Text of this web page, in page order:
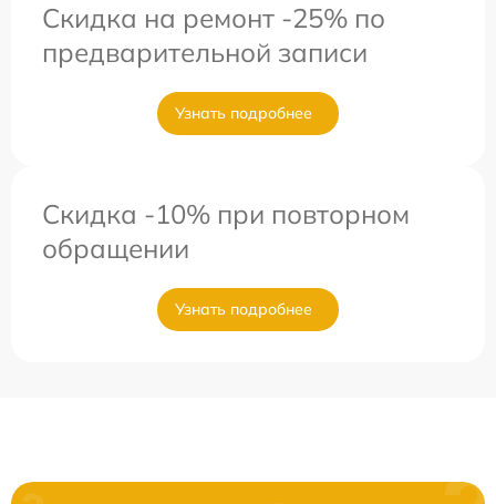
Скидка на ремонт -25% по
предварительной записи
Узнать подробнее
Скидка -10% при повторном
обращении
Узнать подробнее